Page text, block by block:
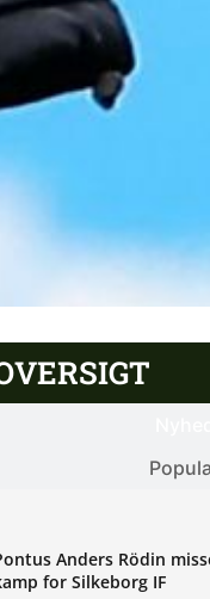
Anders Rödin
for Silkeborg IF